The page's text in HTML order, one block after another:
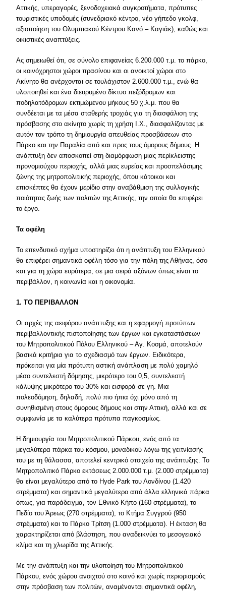
Αττικής, υπεραγορές, ξενοδοχειακά συγκροτήματα, πρότυπες
τουριστικές υποδομές (συνεδριακό κέντρο, νέο γήπεδο γκολφ,
αξιοποίηση του Ολυμπιακού Κέντρου Κανό – Καγιάκ), καθώς και
οικιστικές αναπτύξεις.
Ας σημειωθεί ότι, σε σύνολο επιφανείας 6.200.000 τ.μ. το πάρκο,
οι κοινόχρηστοι χώροι πρασίνου και οι ανοικτοί χώροι στο
Ακίνητο θα ανέρχονται σε τουλάχιστον 2.600.000 τ.μ., ενώ θα
υλοποιηθεί και ένα διευρυμένο δίκτυο πεζόδρομων και
ποδηλατόδρομων εκτιμώμενου μήκους 50 χ.λ.μ. που θα
συνδέεται με τα μέσα σταθερής τροχιάς για τη διασφάλιση της
πρόσβασης στο ακίνητο χωρίς τη χρήση Ι.Χ., διασφαλίζοντας με
αυτόν τον τρόπο τη δημιουργία απευθείας προσβάσεων στο
Πάρκο και την Παραλία από και προς τους όμορους δήμους. Η
ανάπτυξη δεν αποσκοπεί στη διαμόρφωση μιας περίκλειστης
προνομιούχου περιοχής, αλλά μιας ευρείας και προσπελάσιμης
ζώνης της μητροπολιτικής περιοχής, όπου κάτοικοι και
επισκέπτες θα έχουν μερίδιο στην αναβάθμιση της συλλογικής
ποιότητας ζωής των πολιτών της Αττικής, την οποία θα επιφέρει
το έργο.
Τα οφέλη
Το επενδυτικό σχήμα υποστηρίζει ότι η ανάπτυξη του Ελληνικού
θα επιφέρει σημαντικά οφέλη τόσο για την πόλη της Αθήνας, όσο
και για τη χώρα ευρύτερα, σε μια σειρά αξόνων όπως είναι το
περιβάλλον, η κοινωνία και η οικονομία.
1. ΤΟ ΠΕΡΙΒΑΛΛΟΝ
Οι αρχές της αειφόρου ανάπτυξης και η εφαρμογή προτύπων
περιβαλλοντικής πιστοποίησης των έργων και εγκαταστάσεων
του Μητροπολιτικού Πόλου Ελληνικού – Αγ. Κοσμά, αποτελούν
βασικά κριτήρια για το σχεδιασμό των έργων. Ειδικότερα,
πρόκειται για μία πρότυπη αστική ανάπλαση με πολύ χαμηλό
μέσο συντελεστή δόμησης, μικρότερο του 0,5, συντελεστή
κάλυψης μικρότερο του 30% και εισφορά σε γη. Μια
πολεοδόμηση, δηλαδή, πολύ πιο ήπια όχι μόνο από τη
συνηθισμένη στους όμορους δήμους και στην Αττική, αλλά και σε
συμφωνία με τα καλύτερα πρότυπα παγκοσμίως.
Η δημιουργία του Μητροπολιτικού Πάρκου, ενός από τα
μεγαλύτερα πάρκα του κόσμου, μοναδικού λόγω της γειτνίασής
του με τη θάλασσα, αποτελεί κεντρικό στοιχείο της ανάπτυξης. Το
Μητροπολιτικό Πάρκο εκτάσεως 2.000.000 τ.μ. (2.000 στρέμματα)
θα είναι μεγαλύτερο από το Hyde Park του Λονδίνου (1.420
στρέμματα) και σημαντικά μεγαλύτερο από άλλα ελληνικά πάρκα
όπως, για παράδειγμα, τον Εθνικό Κήπο (160 στρέμματα), το
Πεδίο του Άρεως (270 στρέμματα), το Κτήμα Συγγρού (950
στρέμματα) και το Πάρκο Τρίτση (1.000 στρέμματα). Η έκταση θα
χαρακτηρίζεται από βλάστηση, που αναδεικνύει το μεσογειακό
κλίμα και τη χλωρίδα της Αττικής.
Με την ανάπτυξη και την υλοποίηση του Μητροπολιτικού
Πάρκου, ενός χώρου ανοιχτού στο κοινό και χωρίς περιορισμούς
στην πρόσβαση των πολιτών, αναμένονται σημαντικά οφέλη,